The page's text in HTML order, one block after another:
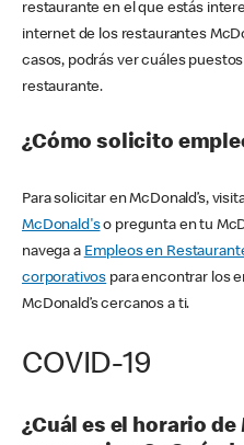
restaurante en el que estás
internet de los restaurantes
casos, podrás ver cuáles
restaurante.
¿Cómo solicito
Para solicitar en McDonald’s,
McDonald'so pregunta en tu
navega a Empleos en
corporativos para encontrar los
McDonald’s cercanos a ti.
COVID-19
¿Cuál es el horario de